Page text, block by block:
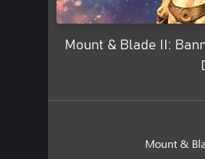
Mount & Blade II:
Mount &